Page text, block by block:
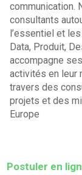
communication.
consultants
l’essentiel et
Data, Produit,
accompagne
activités en leur
travers des
projets et des
Europe
Postuler en